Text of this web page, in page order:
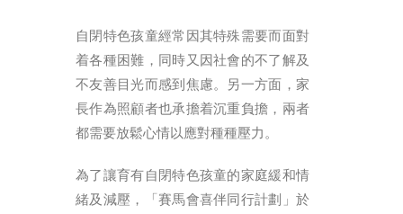
字型大小
自閉特色孩童經常因其特殊需要而面對
着各種困難，同時又因社會的不了解及
不友善目光而感到焦慮。另一方面，家
長作為照顧者也承擔着沉重負擔，兩者
都需要放鬆心情以應對種種壓力。
為了讓育有自閉特色孩童的家庭緩和情
緒及減壓，「賽馬會喜伴同行計劃」於